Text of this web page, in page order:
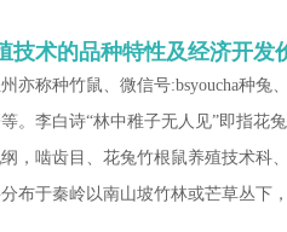
术的品种特性及经济开发
亦称种竹鼠、微信号:bsyoucha种兔
。李白诗“林中稚子无人见”即指花
，啮齿目、花兔竹根鼠养殖技术科、
布于秦岭以南山坡竹林或芒草丛下